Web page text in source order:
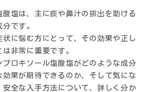
酸塩は、主に痰や鼻汁の排出を助ける
です。
状に悩む方にとって、その効果や正し
非常に重要です。
ブロキソール塩酸塩がどのような成分
効果が期待できるのか、そして気にな
安全な入手方法について、詳しく分か